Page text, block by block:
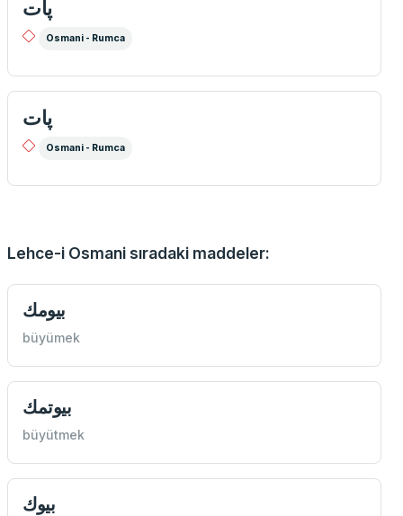
پات
Osmani - Rumca
پات
Osmani - Rumca
Lehce-i Osmani sıradaki maddeler:
بيومك
büyümek
بيوتمك
büyütmek
بيوك